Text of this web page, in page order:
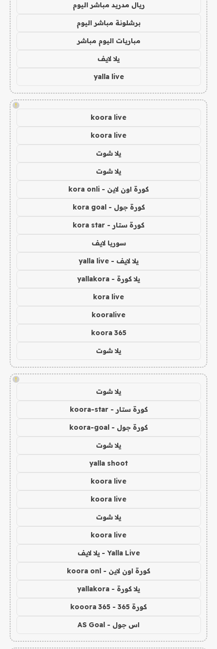
ريال مدريد مباشر اليوم
برشلونة مباشر اليوم
مباريات اليوم مباشر
يلا لايف
yalla live
!
koora live
koora live
يلا شوت
يلا شوت
كورة اون لاين - kora onli
كورة جول - kora goal
كورة ستار - kora star
سوريا لايف
يلا لايف - yalla live
يلا كورة - yallakora
kora live
kooralive
koora 365
يلا شوت
!
يلا شوت
كورة ستار - koora-star
كورة جول - koora-goal
يلا شوت
yalla shoot
koora live
koora live
يلا شوت
koora live
Yalla Live - يلا لايف
كورة اون لاين - koora onl
يلا كورة - yallakora
كورة 365 - kooora 365
اس جول - AS Goal